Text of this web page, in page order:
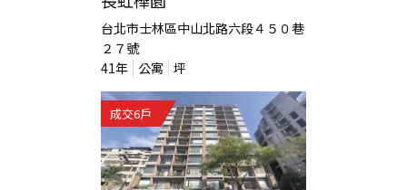
台北市士林區中山北路六段４５０巷
２７號
41年 公寓 坪
成交6戶